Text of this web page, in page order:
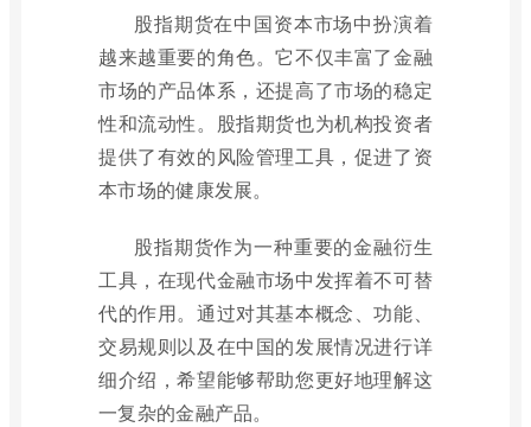
股指期货在中国资本市场中扮演着
越来越重要的角色。它不仅丰富了金融
市场的产品体系，还提高了市场的稳定
性和流动性。股指期货也为机构投资者
提供了有效的风险管理工具，促进了资
本市场的健康发展。
股指期货作为一种重要的金融衍生
工具，在现代金融市场中发挥着不可替
代的作用。通过对其基本概念、功能、
交易规则以及在中国的发展情况进行详
细介绍，希望能够帮助您更好地理解这
一复杂的金融产品。